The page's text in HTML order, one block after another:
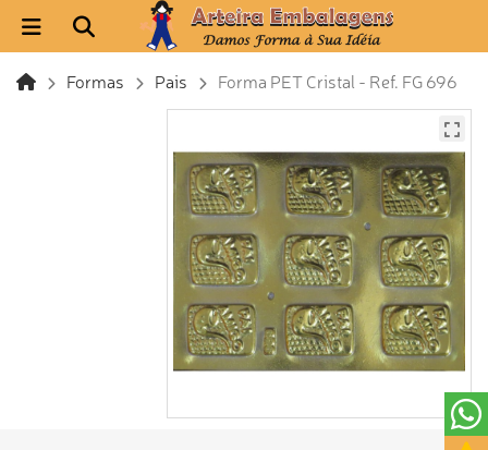
Formas Pais Forma PET Cristal - Ref. FG 696